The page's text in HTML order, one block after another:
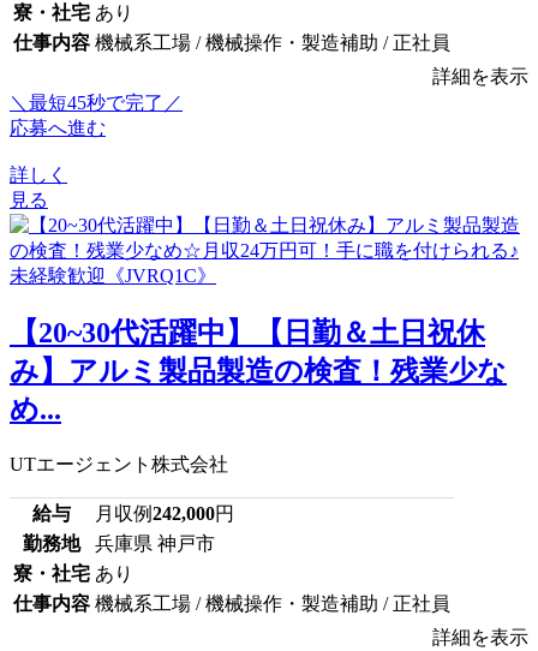
寮・社宅 あり
仕事内容 機械系工場 / 機械操作・製造補助 / 正社員
詳細を表示
＼最短45秒で完了／
応募へ進む
詳しく
見る
【20~30代活躍中】【日勤＆土日祝休
み】アルミ製品製造の検査！残業少な
め...
UTエージェント株式会社
給与 月収例242,000円
勤務地
兵庫県 神戸市
寮・社宅 あり
仕事内容 機械系工場 / 機械操作・製造補助 / 正社員
詳細を表示